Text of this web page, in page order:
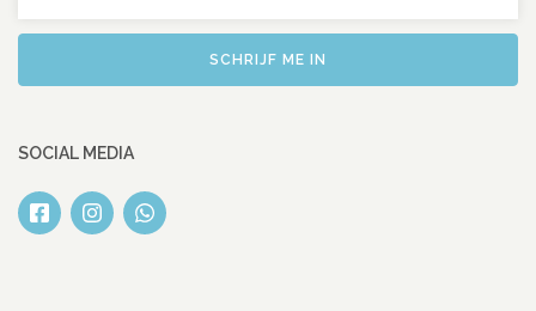
SCHRIJF ME IN
SOCIAL MEDIA